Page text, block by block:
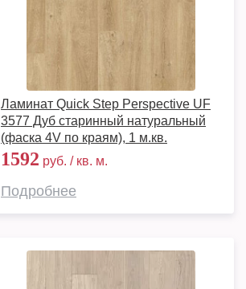
Ламинат Quick Step Perspective UF
3577 Дуб старинный натуральный
(фаска 4V по краям), 1 м.кв.
1592 руб. / кв. м.
Подробнее